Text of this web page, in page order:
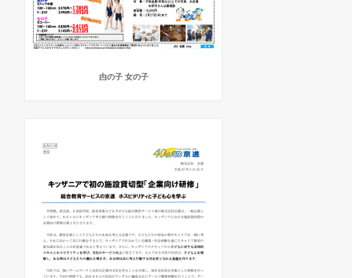
甴の子 女の子